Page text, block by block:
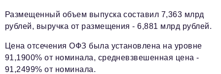
Электронные почты редакции:
Информационный отдел
Отдел рекламы
reklama@business-magazine.online
Размещенный объем выпуска составил 7,363 млрд
рублей, выручка от размещения - 6,881 млрд рублей.
Цена отсечения ОФЗ была установлена на уровне
91,1900% от номинала, средневзвешенная цена -
91,2499% от номинала.